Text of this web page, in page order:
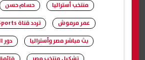
منتخب أستراليا
حسام حسن
عمر مرموش
تردد قناة beIN Sports المفتوحة
بث مباشر مصر وأستراليا
دور الـ32 كأس